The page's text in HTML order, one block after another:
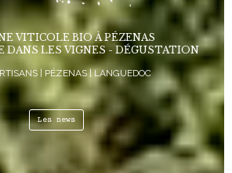
VITICOLE BIO À PÉZENAS
DANS LES VIGNES - DÉGUSTATION
| PÉZENAS | LANGUEDOC
Les news